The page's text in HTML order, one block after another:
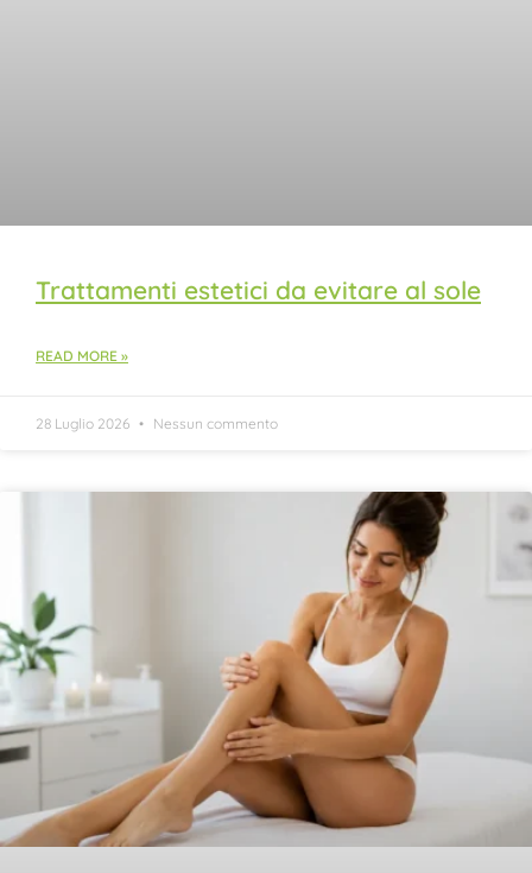
Trattamenti estetici da evitare al sole
READ MORE »
28 Luglio 2026 Nessun commento